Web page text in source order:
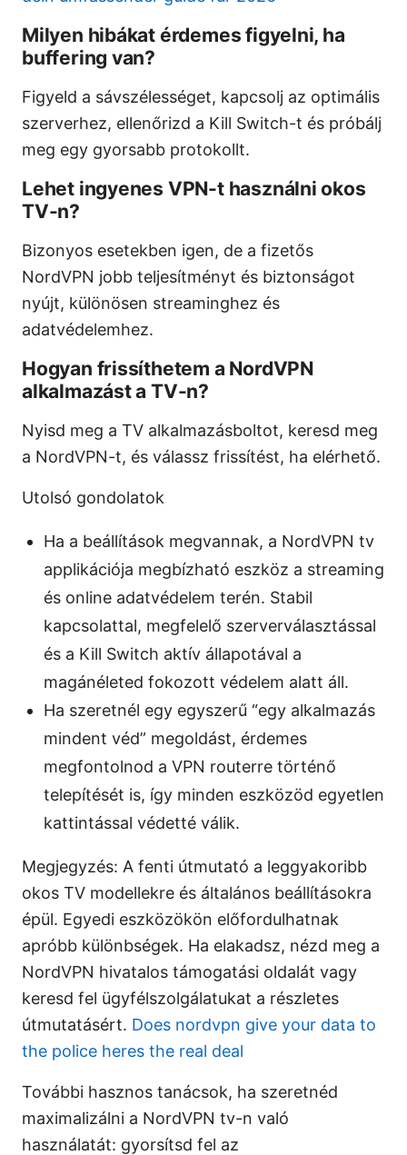
Milyen hibákat érdemes figyelni, ha
buffering van?
Figyeld a sávszélességet, kapcsolj az optimális
szerverhez, ellenőrizd a Kill Switch-t és próbálj
meg egy gyorsabb protokollt.
Lehet ingyenes VPN-t használni okos
TV-n?
Bizonyos esetekben igen, de a fizetős
NordVPN jobb teljesítményt és biztonságot
nyújt, különösen streaminghez és
adatvédelemhez.
Hogyan frissíthetem a NordVPN
alkalmazást a TV-n?
Nyisd meg a TV alkalmazásboltot, keresd meg
a NordVPN-t, és válassz frissítést, ha elérhető.
Utolsó gondolatok
Ha a beállítások megvannak, a NordVPN tv
applikációja megbízható eszköz a streaming
és online adatvédelem terén. Stabil
kapcsolattal, megfelelő szerverválasztással
és a Kill Switch aktív állapotával a
magánéleted fokozott védelem alatt áll.
Ha szeretnél egy egyszerű “egy alkalmazás
mindent véd” megoldást, érdemes
megfontolnod a VPN routerre történő
telepítését is, így minden eszközöd egyetlen
kattintással védetté válik.
Megjegyzés: A fenti útmutató a leggyakoribb
okos TV modellekre és általános beállításokra
épül. Egyedi eszközökön előfordulhatnak
apróbb különbségek. Ha elakadsz, nézd meg a
NordVPN hivatalos támogatási oldalát vagy
keresd fel ügyfélszolgálatukat a részletes
útmutatásért. Does nordvpn give your data to
the police heres the real deal
További hasznos tanácsok, ha szeretnéd
maximalizálni a NordVPN tv-n való
használatát: gyorsítsd fel az